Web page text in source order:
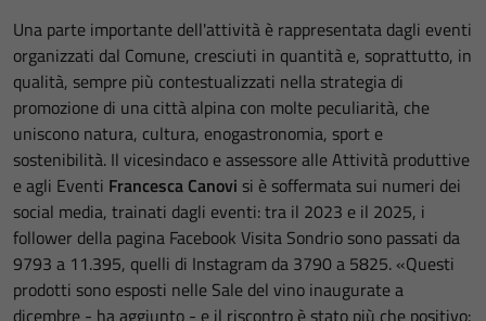
Una parte importante dell'attività è rappresentata dagli eventi
organizzati dal Comune, cresciuti in quantità e, soprattutto, in
qualità, sempre più contestualizzati nella strategia di
promozione di una città alpina con molte peculiarità, che
uniscono natura, cultura, enogastronomia, sport e
sostenibilità. Il vicesindaco e assessore alle Attività produttive
e agli Eventi Francesca Canovi si è soffermata sui numeri dei
social media, trainati dagli eventi: tra il 2023 e il 2025, i
follower della pagina Facebook Visita Sondrio sono passati da
9793 a 11.395, quelli di Instagram da 3790 a 5825. «Questi
prodotti sono esposti nelle Sale del vino inaugurate a
dicembre - ha aggiunto - e il riscontro è stato più che positivo: